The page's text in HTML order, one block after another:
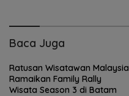
Baca Juga
Ratusan Wisatawan Malaysia
Ramaikan Family Rally
Wisata Season 3 di Batam